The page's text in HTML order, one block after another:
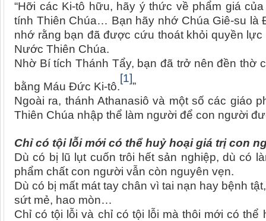
“Hỡi các Ki-tô hữu, hãy ý thức về phẩm giá
tính Thiên Chúa… Bạn hãy nhớ Chúa Giê-su là
nhớ rằng bạn đã được cứu thoát khỏi quyền
Nước Thiên Chúa.
Nhờ Bí tích Thánh Tẩy, bạn đã trở nên đền
bằng Máu Đức Ki-tô.
[1]
”
Ngoài ra, thánh Athanasiô và một số các giáo
Thiên Chúa nhập thể làm người để con người
Chỉ có tội lỗi mới có thể huỷ hoại giá trị con
Dù có bị lũ lụt cuốn trôi hết sản nghiệp, dù có
phẩm chất con người vẫn còn nguyên vẹn.
Dù có bị mất mát tay chân vì tai nạn hay bệnh
sứt mẻ, hao mòn…
Chỉ có tội lỗi và chỉ có tội lỗi mà thôi mới có